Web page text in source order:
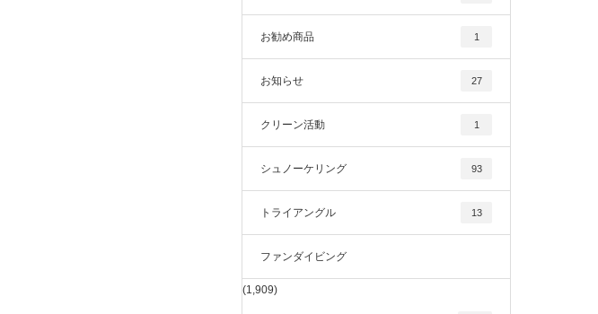
お勧め商品 1
お知らせ 27
クリーン活動 1
シュノーケリング 93
トライアングル 13
ファンダイビング
(1,909)